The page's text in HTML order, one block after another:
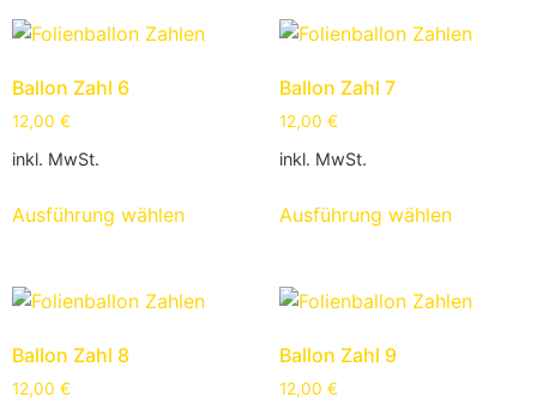
Ballon Zahl 6
12,00 €
inkl. MwSt.
Ausführung wählen
Ballon Zahl 7
12,00 €
inkl. MwSt.
Ausführung wählen
Ballon Zahl 8
12,00 €
Ballon Zahl 9
12,00 €